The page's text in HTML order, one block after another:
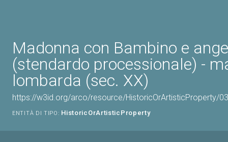
Madonna con Bambino e
(stendardo processionale) -
lombarda (sec. XX)
https://w3id.org/arco/resource/HistoricOrArtisticProperty/
ENTITÀ DI TIPO: HistoricOrArtisticProperty